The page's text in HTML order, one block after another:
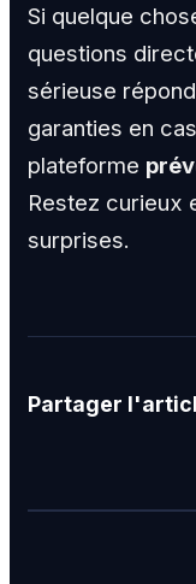
Si quelque
questions
sérieuse
garanties en
plateforme
Restez curieux
surprises.
Partager